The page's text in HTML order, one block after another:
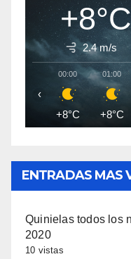
+8°C
2.4 m/s
00:00
+8°C
01:00
+8°C
‹
ENTRADAS MAS
Quinielas todos los
2020
10 vistas